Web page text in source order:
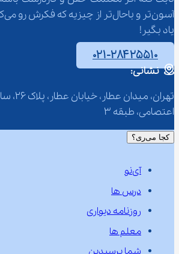
یاد بگیر!
۰۲۱-۲۸۴۲۵۵۱۰
نشانی:
تهران،
اعتصامی، طبقه 3
کجا می‌ری؟
آی‌نو
درس ها
روزنامه دیواری
معلم ها